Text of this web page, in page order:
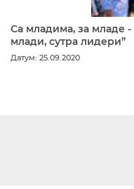
Са младима, за младе
млади, сутра лидери”
Датум: 25.09.2020